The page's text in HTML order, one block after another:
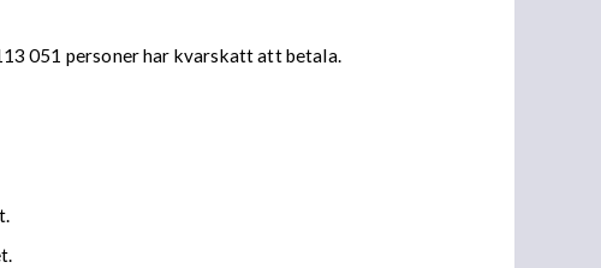
051 personer har kvarskatt att betala.